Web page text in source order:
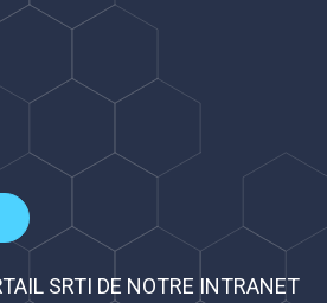
SRTI DE NOTRE INTRANET